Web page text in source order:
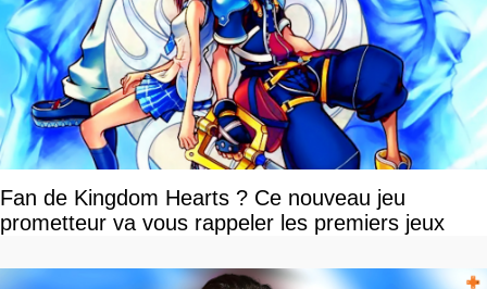
Fan de Kingdom Hearts ? Ce nouveau jeu
prometteur va vous rappeler les premiers jeux